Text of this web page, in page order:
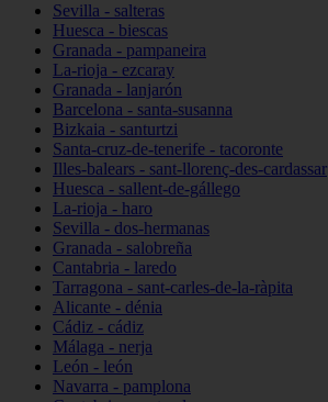
Sevilla - salteras
Huesca - biescas
Granada - pampaneira
La-rioja - ezcaray
Granada - lanjarón
Barcelona - santa-susanna
Bizkaia - santurtzi
Santa-cruz-de-tenerife - tacoronte
Illes-balears - sant-llorenç-des-cardassar
Huesca - sallent-de-gállego
La-rioja - haro
Sevilla - dos-hermanas
Granada - salobreña
Cantabria - laredo
Tarragona - sant-carles-de-la-ràpita
Alicante - dénia
Cádiz - cádiz
Málaga - nerja
León - león
Navarra - pamplona